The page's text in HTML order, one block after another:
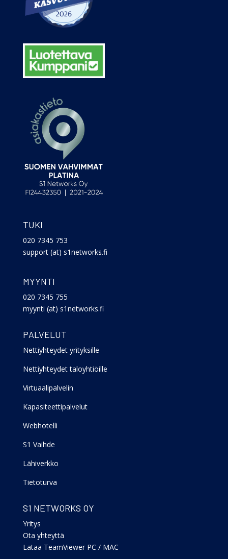
TUKI
020 7345 753
support (at) s1networks.fi
MYYNTI
020 7345 755
myynti (at) s1networks.fi
PALVELUT
Nettiyhteydet yrityksille
Nettiyhteydet taloyhtiöille
Virtuaalipalvelin
Kapasiteettipalvelut
Webhotelli
S1 Vaihde
Lähiverkko
Tietoturva
S1 NETWORKS OY
Yritys
Ota yhteyttä
Lataa TeamViewer PC / MAC